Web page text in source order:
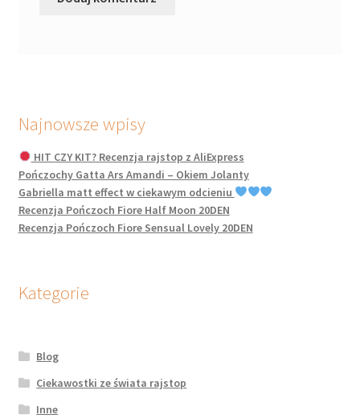
Najnowsze wpisy
HIT CZY KIT? Recenzja rajstop z AliExpress
Pończochy Gatta Ars Amandi – Okiem Jolanty
Gabriella matt effect w ciekawym odcieniu
Recenzja Pończoch Fiore Half Moon 20DEN
Recenzja Pończoch Fiore Sensual Lovely 20DEN
Kategorie
Blog
Ciekawostki ze świata rajstop
Inne